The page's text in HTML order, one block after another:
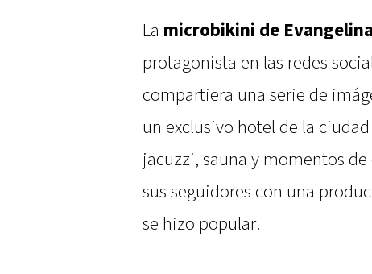
La microbikini de
protagonista en las redes
compartiera una serie de
un exclusivo hotel de la
jacuzzi, sauna y momentos
sus seguidores con una
se hizo popular.